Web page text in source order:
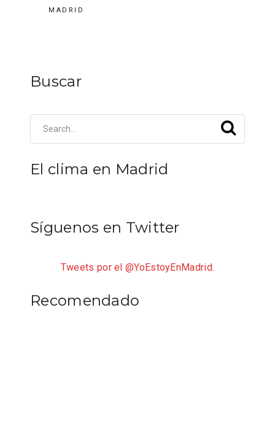
MADRID
Buscar
El clima en Madrid
Síguenos en Twitter
Tweets por el @YoEstoyEnMadrid.
Recomendado